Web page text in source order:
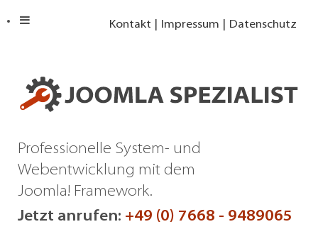
Kontakt Impressum Datenschutz
Professionelle System- und
Webentwicklung mit dem
Joomla! Framework.
Jetzt anrufen: +49 (0) 7668 - 9489065